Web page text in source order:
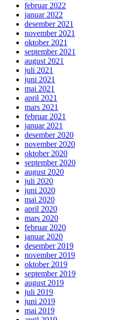
februar 2022
januar 2022
desember 2021
november 2021
oktober 2021
september 2021
august 2021
juli 2021
juni 2021
mai 2021
april 2021
mars 2021
februar 2021
januar 2021
desember 2020
november 2020
oktober 2020
september 2020
august 2020
juli 2020
juni 2020
mai 2020
april 2020
mars 2020
februar 2020
januar 2020
desember 2019
november 2019
oktober 2019
september 2019
august 2019
juli 2019
juni 2019
mai 2019